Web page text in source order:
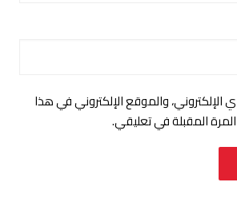
والموقع الإلكتروني في هذا
المقبلة في تعليقي.